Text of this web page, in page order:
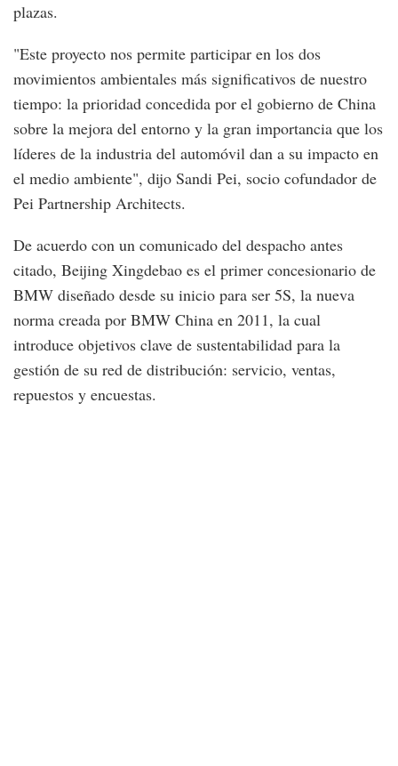
plazas.
"Este proyecto nos permite participar en los dos
movimientos ambientales más significativos de nuestro
tiempo: la prioridad concedida por el gobierno de China
sobre la mejora del entorno y la gran importancia que los
líderes de la industria del automóvil dan a su impacto en
el medio ambiente", dijo Sandi Pei, socio cofundador de
Pei Partnership Architects.
De acuerdo con un comunicado del despacho antes
citado, Beijing Xingdebao es el primer concesionario de
BMW diseñado desde su inicio para ser 5S, la nueva
norma creada por BMW China en 2011, la cual
introduce objetivos clave de sustentabilidad para la
gestión de su red de distribución: servicio, ventas,
repuestos y encuestas.